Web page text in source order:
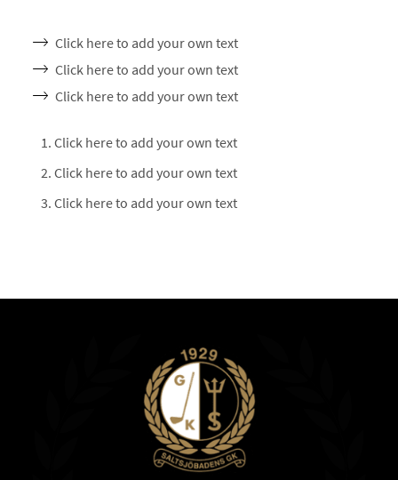
Click here to add your own text
Click here to add your own text
Click here to add your own text
Click here to add your own text
Click here to add your own text
Click here to add your own text